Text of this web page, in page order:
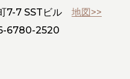
7-7 SSTビル 地図>>
6780-2520